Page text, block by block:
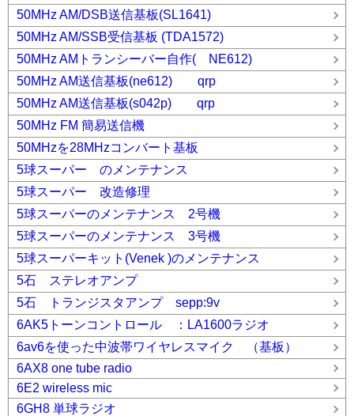
50MHz AM/DSB送信基板(SL1641)
50MHz AM/SSB受信基板 (TDA1572)
50MHz AMトランシーバー自作( NE612)
50MHz AM送信基板(ne612) qrp
50MHz AM送信基板(s042p) qrp
50MHz FM 簡易送信機
50MHzを28MHzコンバート基板
5球スーパー のメンテナンス
5球スーパー 改造修理
5球スーパーのメンテナンス 2号機
5球スーパーのメンテナンス 3号機
5球スーパーキット(Venek )のメンテナンス
5石 ステレオアンプ
5石 トランジスタアンプ sepp:9v
6AK5トーンコントロール ：LA1600ラジオ
6av6を使った中波帯ワイヤレスマイク （基板）
6AX8 one tube radio
6E2 wireless mic
6GH8 単球ラジオ